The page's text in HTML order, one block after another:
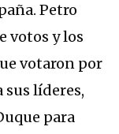
Petro
votos y los
votaron por
sus líderes,
para